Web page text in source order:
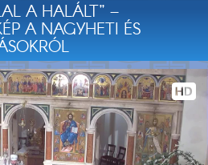
A HALÁLT” –
A NAGYHETI ÉS